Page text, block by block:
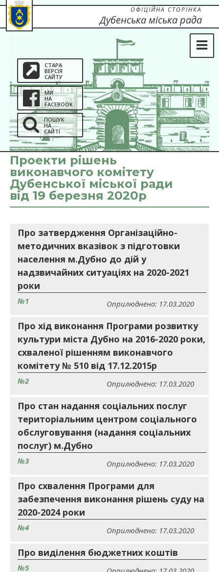
СТАРА
ВЕРСІЯ
САЙТУ
МИ
НА
FACEBOOK
ПОШУК
НА
САЙТІ
ОФІЦІЙНА СТОРІНКА
Дубенська міська рада
Проекти рішень
виконавчого комітету
Дубенської міської ради
від 19 березня 2020р
Про затвердження Організаційно-
методичних вказівок з підготовки
населення м.Дубно до дій у
надзвичайних ситуаціях на 2020-2021
роки
№1 Оприлюднено: 17.03.2020
Про хід виконання Програми розвитку
культури міста Дубно на 2016-2020 роки,
схваленої рішенням виконавчого
комітету № 510 від 17.12.2015р
№2 Оприлюднено: 17.03.2020
Про стан надання соціальних послуг
територіальним центром соціального
обслуговування (надання соціальних
послуг) м.Дубно
№3 Оприлюднено: 17.03.2020
Про схвалення Програми для
забезпечення виконання рішень суду на
2020-2024 роки
№4 Оприлюднено: 17.03.2020
Про виділення бюджетних коштів
№5